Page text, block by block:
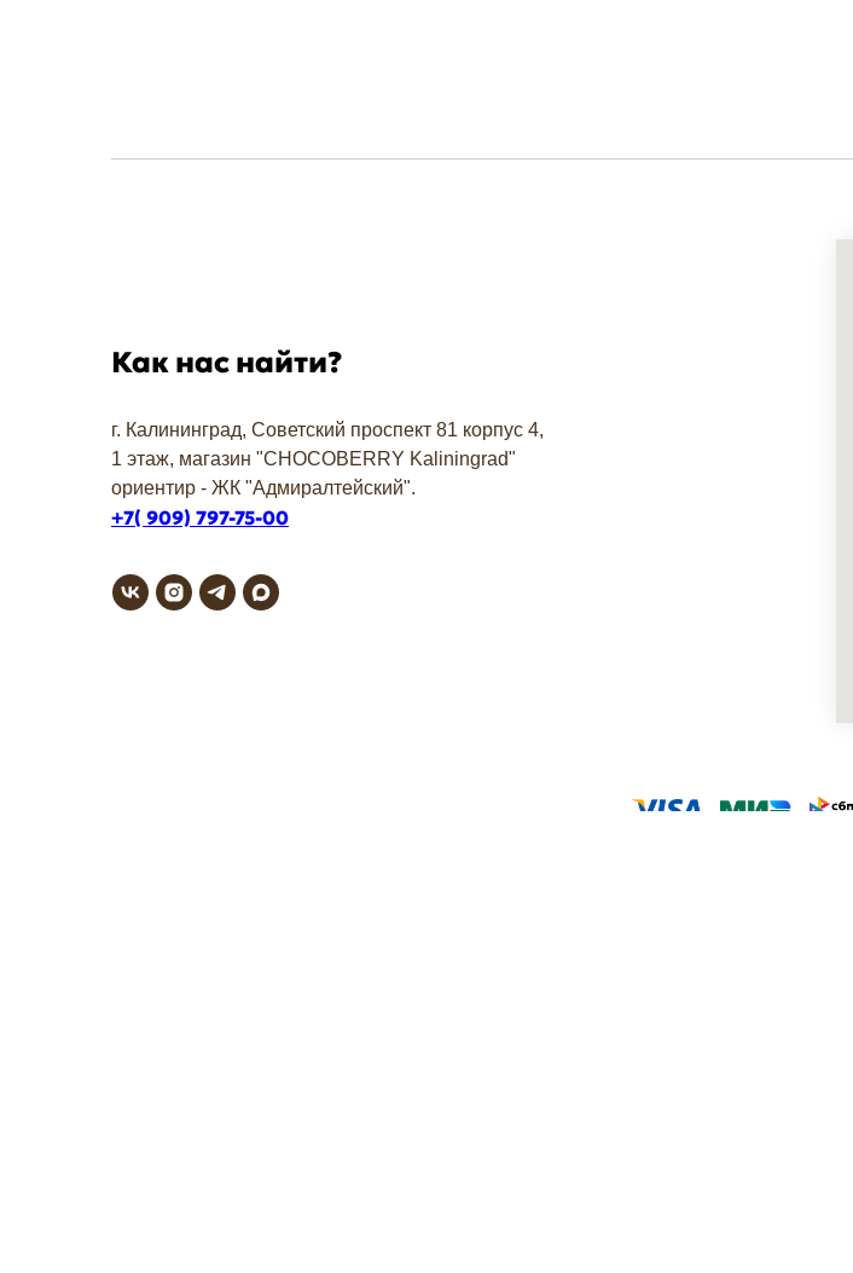
Как нас найти?
г. Калининград, Советский проспект 81 корпус 4,
1 этаж, магазин "СHOCOBERRY Kaliningrad"
ориентир - ЖК "Адмиралтейский".
+7( 909) 797-75-00